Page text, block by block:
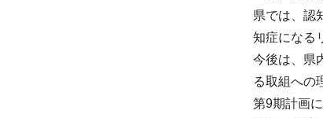
県では、認
知症になる
今後は、県
る取組への
第9期計画